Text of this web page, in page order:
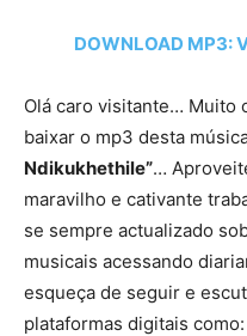
DOWNLOAD MP3:
Olá caro visitante… Muito
baixar o mp3 desta
Ndikukhethile”…
maravilho e cativante
se sempre actualizado
musicais acessando
esqueça de seguir e
plataformas digitais